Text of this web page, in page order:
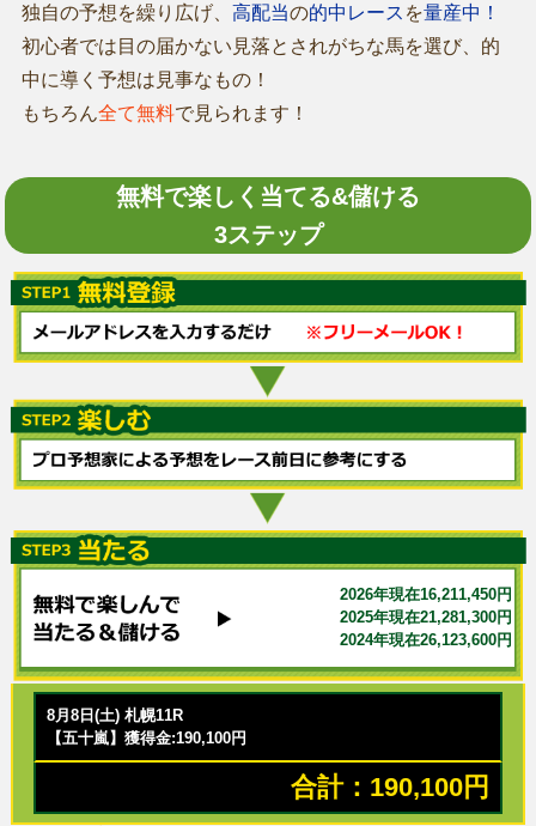
独自の予想を繰り広げ、 高配当の的中レース を量産中！
初心者では目の届かない見落とされがちな馬を選び、的
中に導く予想は見事なもの！
もちろん全て無料で見られます！
無料で楽しく当てる&儲ける
3ステップ
2026年現在16,211,450円
2025年現在21,281,300円
2024年現在26,123,600円
8月8日(土) 札幌11R
【五十嵐】獲得金:190,100円
合計：190,100円